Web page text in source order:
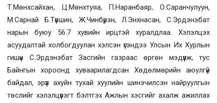
Т.Мөнхсайхан, Ц.Мөнхтуяа, П.Наранбаяр, О.Саранчулуун,
М.Сарнай Б.Түвшин, Ж.Чинбүрэн, Л.Энхнасан, С.Эрдэнэбат
нарын буюу 56.7 хувийн ирцтэй хуралдлаа. Хэлэлцэх
асуудалтай холбогдуулан хэлсэн үгэндээ Улсын Их Хурлын
гишүүн С.Эрдэнэбат Засгийн газраас өргөн мэдүүлж, тус
Байнгын хороонд хуваарилагдсан Хөдөлмөрийн аюулгүй
байдал, эрүүл ахуйн тухай хуулийн шинэчилсэн найруулгын
төслийг хэлэлцүүлэгт бэлтгэх Ажлын хэсгийг ахалж ажиллах